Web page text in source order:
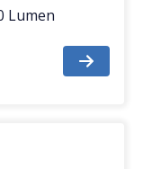
Lumen